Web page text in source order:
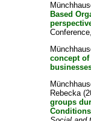
Based
concept
Rebecka
groups